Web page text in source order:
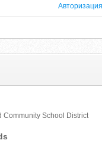
Авторизация
Community School District